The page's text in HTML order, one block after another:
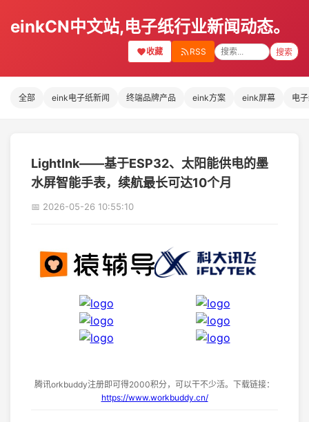
einkCN中文站,电子纸行业新闻动态。
收藏 RSS 搜索
全部 eink电子纸新闻 终端品牌产品 eink方案 eink屏幕 电
LightInk——基于ESP32、太阳能供电的墨
水屏智能手表，续航最长可达10个月
📅 2026-05-26 10:55:10
腾讯orkbuddy注册即可得2000积分，可以干不少活。下载链接：
https://www.workbuddy.cn/